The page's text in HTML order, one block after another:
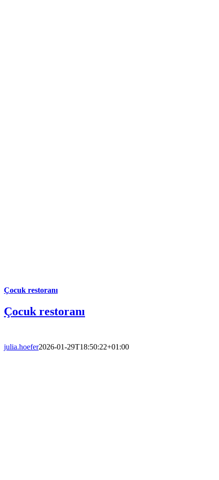
Çocuk restoranı
Çocuk restoranı
julia.hoefer2026-01-29T18:50:22+01:00